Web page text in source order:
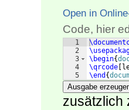
Open in
Code, hier
1
2
3
4
5
\begin{
\qrcode
\end {
Ausgabe
zusätzlich